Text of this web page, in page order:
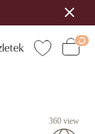
360 view